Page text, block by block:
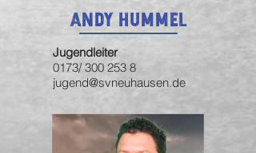
Andy Hummel
Jugendleiter
0173/300 253 8
jugend@svneuhausen.de